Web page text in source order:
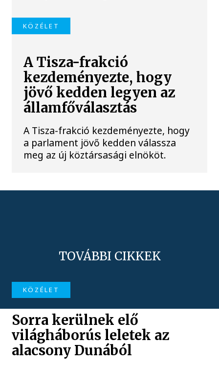
KÖZÉLET
A Tisza-frakció
kezdeményezte, hogy
jövő kedden legyen az
államfőválasztás
A Tisza-frakció kezdeményezte, hogy
a parlament jövő kedden válassza
meg az új köztársasági elnököt.
TOVÁBBI CIKKEK
KÖZÉLET
Sorra kerülnek elő
világháborús leletek az
alacsony Dunából